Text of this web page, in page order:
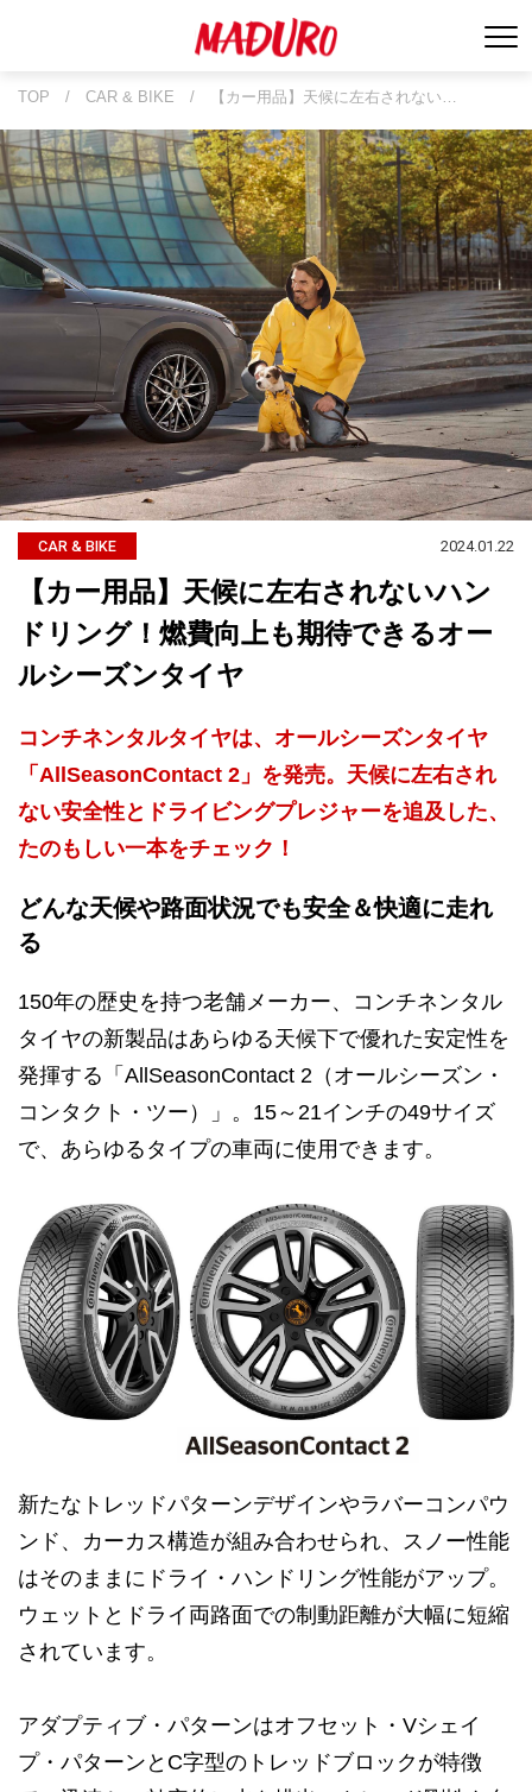
TOP / CAR & BIKE / 【カー用品】天候に左右されない…
CAR & BIKE 2024.01.22
【カー用品】天候に左右されないハン
ドリング！燃費向上も期待できるオー
ルシーズンタイヤ
コンチネンタルタイヤは、オールシーズンタイヤ
「AllSeasonContact 2」を発売。天候に左右され
ない安全性とドライビングプレジャーを追及した、
たのもしい一本をチェック！
どんな天候や路面状況でも安全＆快適に走れ
る
150年の歴史を持つ老舗メーカー、コンチネンタル
タイヤの新製品はあらゆる天候下で優れた安定性を
発揮する「AllSeasonContact 2（オールシーズン・
コンタクト・ツー）」。15～21インチの49サイズ
で、あらゆるタイプの車両に使用できます。
新たなトレッドパターンデザインやラバーコンパウ
ンド、カーカス構造が組み合わせられ、スノー性能
はそのままにドライ・ハンドリング性能がアップ。
ウェットとドライ両路面での制動距離が大幅に短縮
されています。
アダプティブ・パターンはオフセット・Vシェイ
プ・パターンとC字型のトレッドブロックが特徴